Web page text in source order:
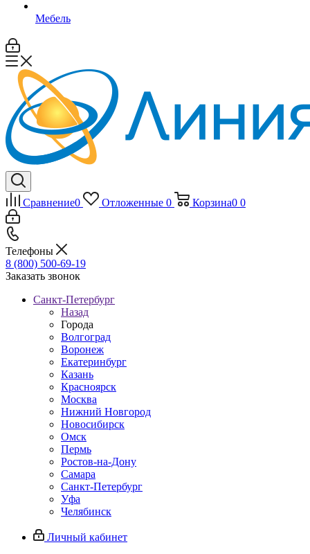
Мебель
Сравнение0 Отложенные 0 Корзина0 0
Телефоны
8 (800) 500-69-19
Заказать звонок
Санкт-Петербург
Назад
Города
Волгоград
Воронеж
Екатеринбург
Казань
Красноярск
Москва
Нижний Новгород
Новосибирск
Омск
Пермь
Ростов-на-Дону
Самара
Санкт-Петербург
Уфа
Челябинск
Личный кабинет